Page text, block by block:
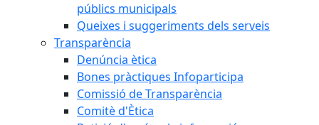
públics municipals
Queixes i suggeriments dels serveis
Transparència
Denúncia ètica
Bones pràctiques Infoparticipa
Comissió de Transparència
Comitè d'Ètica